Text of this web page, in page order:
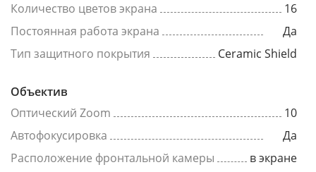
Количество цветов экрана
16
Постоянная работа экрана
Да
Тип защитного покрытия
Ceramic Shield
Объектив
Оптический Zoom
10
Автофокусировка
Да
Расположение фронтальной камеры
в экране